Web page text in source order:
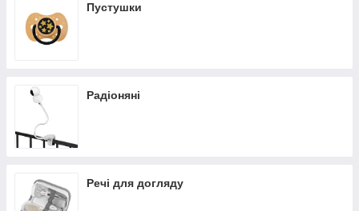
Пустушки
Радіоняні
Речі для догляду